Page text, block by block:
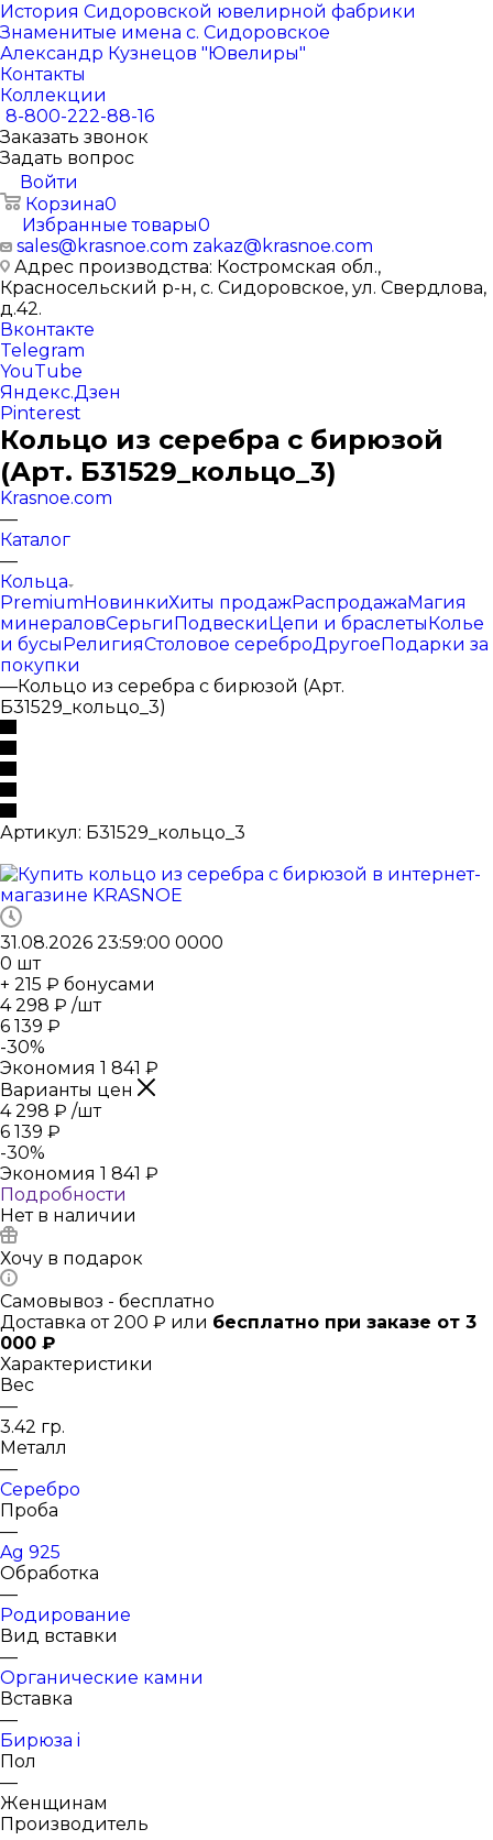
История Сидоровской ювелирной фабрики
Знаменитые имена с. Сидоровское
Александр Кузнецов "Ювелиры"
Контакты
Коллекции
8-800-222-88-16
Заказать звонок
Задать вопрос
Войти
Корзина0
Избранные товары0
sales@krasnoe.com zakaz@krasnoe.com
Адрес производства: Костромская обл.,
Красносельский р-н, с. Сидоровское, ул. Свердлова,
д.42.
Вконтакте
Telegram
YouTube
Яндекс.Дзен
Pinterest
Кольцо из серебра с бирюзой
(Арт. Б31529_кольцо_3)
Krasnoe.com
—
Каталог
—
Кольца
PremiumНовинкиХиты продажРаспродажаМагия
минераловСерьгиПодвескиЦепи и браслетыКолье
и бусыРелигияСтоловое сереброДругоеПодарки за
покупки
—Кольцо из серебра с бирюзой (Арт.
Б31529_кольцо_3)
Артикул: Б31529_кольцо_3
31.08.2026 23:59:00 0000
0 шт
+ 215 ₽ бонусами
4 298 ₽ /шт
6 139 ₽
-30%
Экономия 1 841 ₽
Варианты цен
4 298 ₽ /шт
6 139 ₽
-30%
Экономия 1 841 ₽
Подробности
Нет в наличии
Хочу в подарок
Самовывоз - бесплатно
Доставка от 200 ₽ или бесплатно при заказе от 3
000 ₽
Характеристики
Вес
—
3.42 гр.
Металл
—
Серебро
Проба
—
Ag 925
Обработка
—
Родирование
Вид вставки
—
Органические камни
Вставка
—
Бирюза i
Пол
—
Женщинам
Производитель